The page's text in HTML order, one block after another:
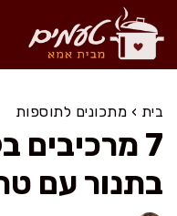
לדלג
לתוכן
בית › מתכונים לתוספות
7
בתנור עם